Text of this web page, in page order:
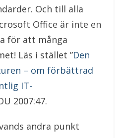
Och till alla
Office är inte en
för att många
Läs i stället ”Den
– om förbättrad
IT-
2007:47.
andra punkt